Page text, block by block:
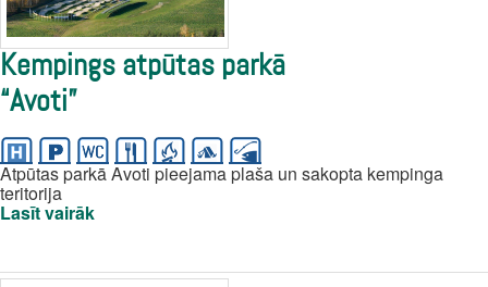
Kempings atpūtas parkā
“Avoti”
Atpūtas parkā Avoti pieejama plaša un sakopta kempinga
teritorija
Lasīt vairāk